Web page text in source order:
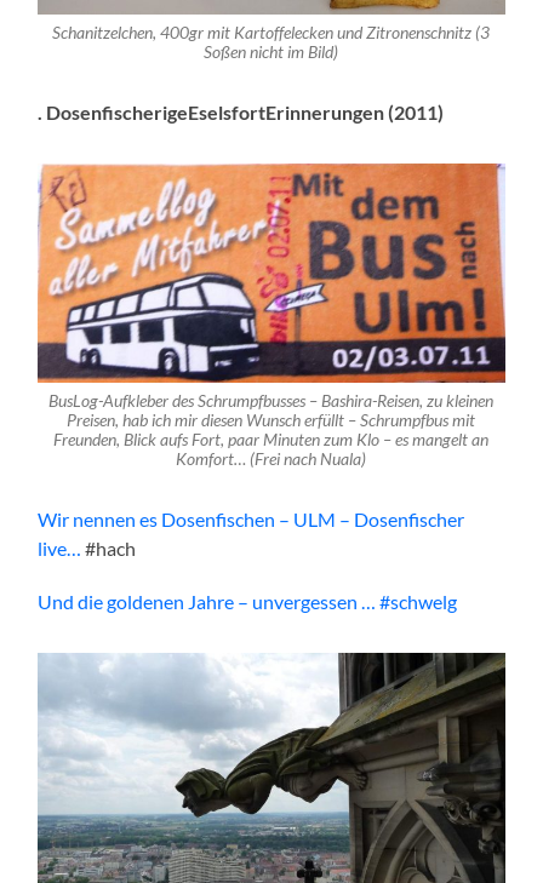
Schanitzelchen, 400gr mit Kartoffelecken und Zitronenschnitz (3
Soßen nicht im Bild)
. DosenfischerigeEselsfortErinnerungen (2011)
BusLog-Aufkleber des Schrumpfbusses – Bashira-Reisen, zu kleinen
Preisen, hab ich mir diesen Wunsch erfüllt – Schrumpfbus mit
Freunden, Blick aufs Fort, paar Minuten zum Klo – es mangelt an
Komfort… (Frei nach Nuala)
Wir nennen es Dosenfischen – ULM – Dosenfischer
live… #hach
Und die goldenen Jahre – unvergessen … #schwelg